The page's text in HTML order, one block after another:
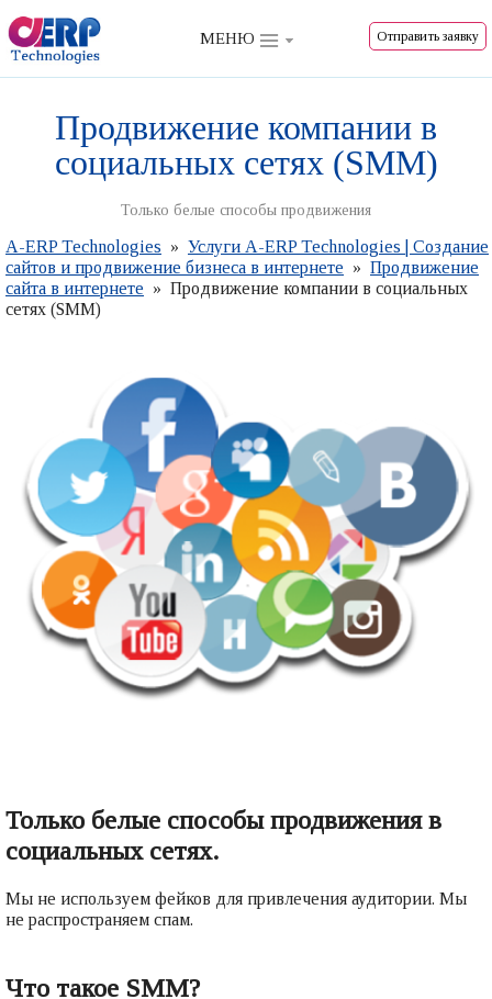
О компании
Отзывы
МЕНЮ Отправить заявку
Продвижение компании в
социальных сетях (SMM)
Только белые способы продвижения
A-ERP Technologies » Услуги A-ERP Technologies | Создание
сайтов и продвижение бизнеса в интернете » Продвижение
сайта в интернете » Продвижение компании в социальных
сетях (SMM)
Только белые способы продвижения в
социальных сетях.
Мы не используем фейков для привлечения аудитории. Мы
не распространяем спам.
Что такое SMM?